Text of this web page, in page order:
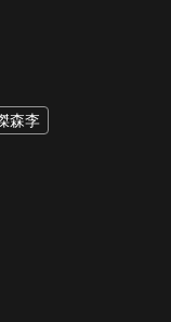
森李